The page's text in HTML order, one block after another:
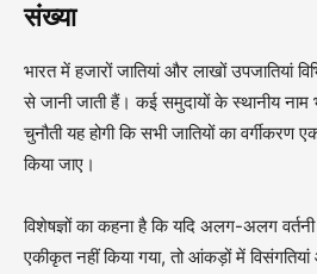
संख्या
भारत में हजारों जातियां और लाखों उपजातियां
से जानी जाती हैं। कई समुदायों के स्थानीय
चुनौती यह होगी कि सभी जातियों का
किया जाए।
विशेषज्ञों का कहना है कि यदि अलग-अलग
एकीकृत नहीं किया गया, तो आंकड़ों में